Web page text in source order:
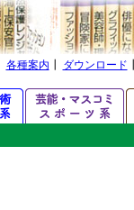
各種案内 ダウンロード